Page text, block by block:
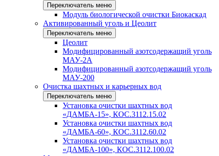
Переключатель меню
Модуль биологической очистки Биокаскад
Активированный уголь и Цеолит
Переключатель меню
Цеолит
Модифицированный азотсодержащий уголь
МАУ-2А
Модифицированный азотсодержащий уголь
МАУ-200
Очистка шахтных и карьерных вод
Переключатель меню
Установка очистки шахтных вод
«ДАМБА-15», КОС.3112.15.02
Установка очистки шахтных вод
«ДАМБА-60», КОС.3112.60.02
Установка очистки шахтных вод
«ДАМБА-100», КОС.3112.100.02